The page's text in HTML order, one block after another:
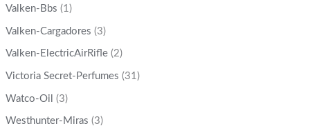
Valken-Bbs (1)
Valken-Cargadores (3)
Valken-ElectricAirRifle (2)
Victoria Secret-Perfumes (31)
Watco-Oil (3)
Westhunter-Miras (3)